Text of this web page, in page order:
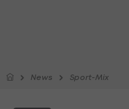
News Sport-Mix